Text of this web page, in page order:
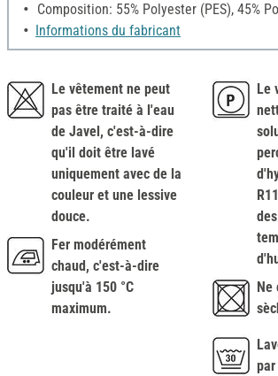
Composition: 55% Polyester (PES), 45%
Informations du fabricant
Le vêtement ne peut
pas être traité à l'eau
de Javel, c'est-à-dire
qu'il doit être lavé
uniquement avec de la
couleur et une lessive
douce.
Fer modérément
chaud, c'est-à-dire
jusqu'à 150 °C
maximum.
Le
Ne